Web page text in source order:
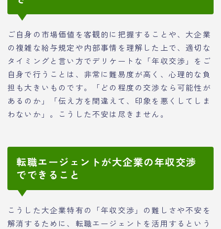
ご自身の市場価値を客観的に把握することや、大企業
の複雑な給与規定や内部事情を理解した上で、適切な
タイミングと言い方でデリケートな「年収交渉」をご
自身で行うことは、非常に難易度が高く、心理的な負
担も大きいものです。「どの程度の交渉なら可能性が
あるのか」「伝え方を間違えて、印象を悪くしてしま
わないか」。こうした不安は尽きません。
転職エージェントが大企業の年収交渉
でできること
こうした大企業特有の「年収交渉」の難しさや不安を
解消するために、転職エージェントを活用するという